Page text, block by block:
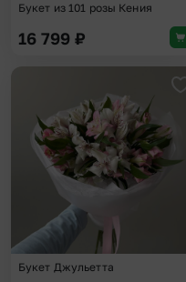
Букет из 101 розы Кения
16 799 ₽
Букет Джульетта